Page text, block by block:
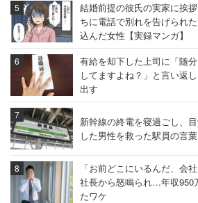
結婚前提の彼氏の実家に挨
ちに電話で別れを告げられ
込んだ女性【実録マンガ】
有給を却下した上司に「随
してますよね？」と言い返
出す
新幹線の終電を寝過ごし、
した男性を救った駅員の言葉
「お前どこにいるんだ、会
社長から怒鳴られ…年収950
たワケ